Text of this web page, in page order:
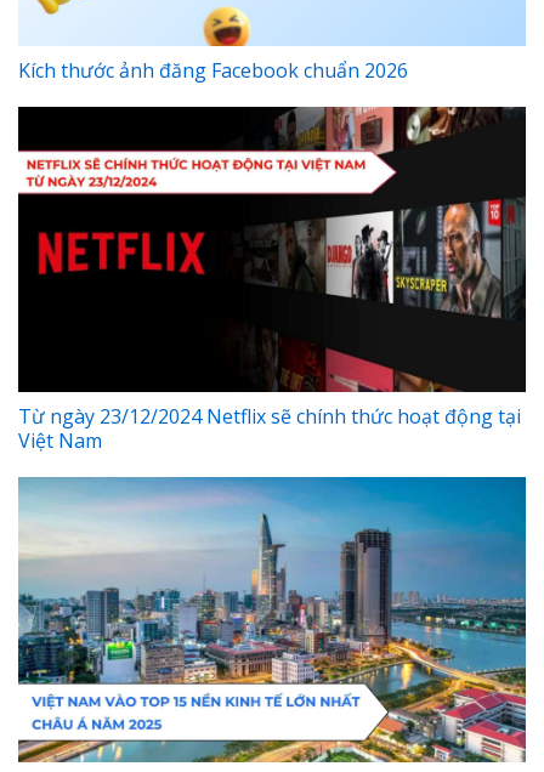
Kích thước ảnh đăng Facebook chuẩn 2026
Từ ngày 23/12/2024 Netflix sẽ chính thức hoạt động tại
Việt Nam